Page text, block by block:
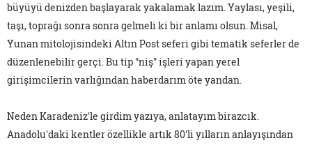
büyüyü denizden başlayarak yakalamak lazım. Yaylası, yeşili,
taşı, toprağı sonra sonra gelmeli ki bir anlamı olsun. Misal,
Yunan mitolojisindeki Altın Post seferi gibi tematik seferler de
düzenlenebilir gerçi. Bu tip "niş" işleri yapan yerel
girişimcilerin varlığından haberdarım öte yandan.
Neden Karadeniz'le girdim yazıya, anlatayım birazcık.
Anadolu'daki kentler özellikle artık 80'li yılların anlayışından